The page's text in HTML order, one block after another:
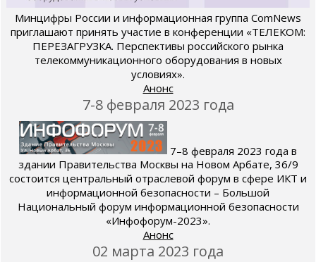
Минцифры России и информационная группа ComNews
приглашают принять участие в конференции «ТЕЛЕКОМ:
ПЕРЕЗАГРУЗКА. Перспективы российского рынка
телекоммуникационного оборудования в новых
условиях».
Анонс
7-8 февраля 2023 года
7–8 февраля 2023 года в
здании Правительства Москвы на Новом Арбате, 36/9
состоится центральный отраслевой форум в сфере ИКТ и
информационной безопасности – Большой
Национальный форум информационной безопасности
«Инфофорум-2023».
Анонс
02 марта 2023 года